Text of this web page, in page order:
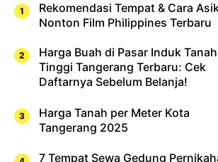
Rekomendasi Tempat & Cara
Nonton Film Philippines Terbaru
Harga Buah di Pasar Induk Tanah
Tinggi Tangerang Terbaru: Cek
Daftarnya Sebelum Belanja!
Harga Tanah per Meter Kota
Tangerang 2025
7 Tempat Sewa Gedung